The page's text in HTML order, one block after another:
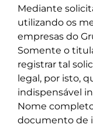
Mediante
utilizando os
empresas do
Somente o
registrar tal
legal, por isto,
indispensável
Nome
documento de